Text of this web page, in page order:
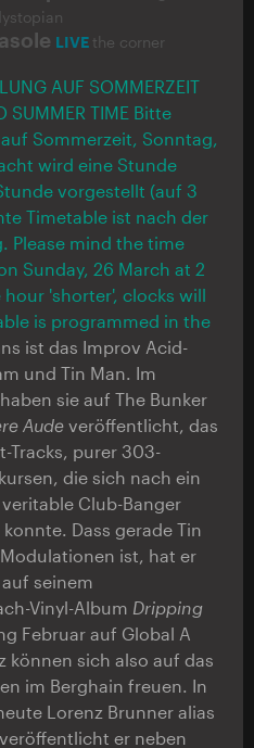
LIVE the corner
AUF SOMMERZEIT
SUMMER TIME Bitte
Sommerzeit, Sonntag,
wird eine Stunde
vorgestellt (auf 3
Timetable ist nach der
Please mind the time
Sunday, 26 March at 2
'shorter', clocks will
is programmed in the
ist das Improv Acid-
und Tin Man. Im
sie auf The Bunker
Aude veröffentlicht, das
Tracks, purer 303-
die sich nach ein
Club-Banger
Dass gerade Tin
ist, hat er
seinem
Vinyl-Album Dripping
Februar auf Global A
können sich also auf das
im Berghain freuen. In
Lorenz Brunner alias
er neben